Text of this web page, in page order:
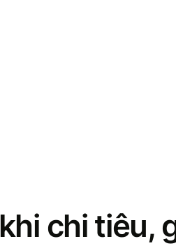
chi tiêu,